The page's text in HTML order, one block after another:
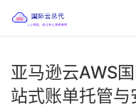
亚马逊云AWS
站式账单托管与